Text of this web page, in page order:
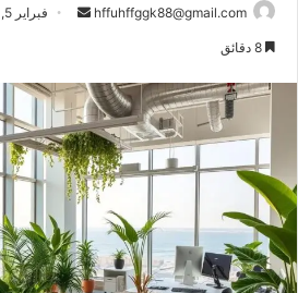
hffuhffggk88@gmail.com
أرسل فبراير 5, 2025